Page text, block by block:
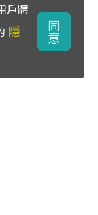
戶體
隱
同
意